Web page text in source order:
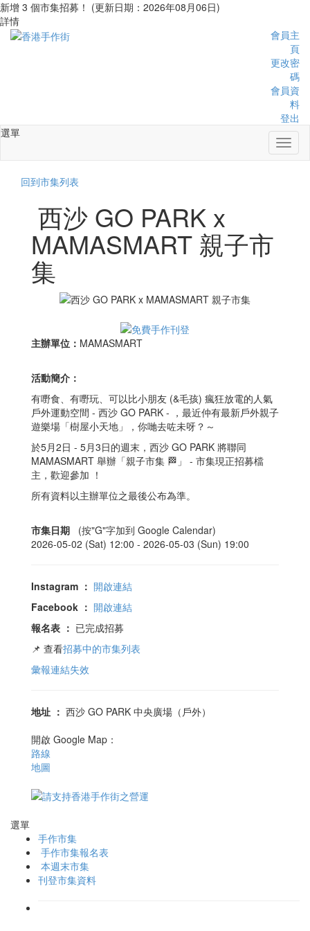
新增 3 個市集招募！ (更新日期：2026年08月06日)
詳情
會員主
頁
更改密
碼
會員資
料
登出
選單
回到市集列表
西沙 GO PARK x
MAMASMART 親子市
集
主辦單位： MAMASMART
活動簡介：
有嘢食、有嘢玩、可以比小朋友 (&毛孩) 瘋狂放電的人氣
戶外運動空間 - 西沙 GO PARK - ，最近仲有最新戶外親子
遊樂場「樹屋小天地」，你哋去咗未呀？～
於5月2日 - 5月3日的週末，西沙 GO PARK 將聯同
MAMASMART 舉辦「親子市集 🏁」 - 市集現正招募檔
主，歡迎參加 ！
所有資料以主辦單位之最後公布為準。
市集日期
(按"G"字加到 Google Calendar)
2026-05-02 (Sat) 12:00 - 2026-05-03 (Sun) 19:00
Instagram ： 開啟連結
Facebook ： 開啟連結
報名表 ： 已完成招募
📌 查看招募中的市集列表
彙報連結失效
地址 ： 西沙 GO PARK 中央廣場（戶外）
開啟 Google Map：
路線
地圖
選單
手作市集
手作市集報名表
本週末市集
刊登市集資料